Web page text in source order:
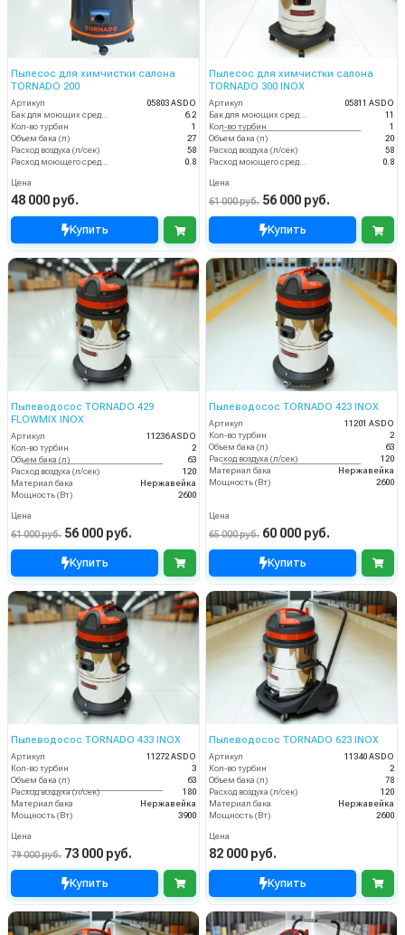
Пылесос для химчистки салона
TORNADO 200
Артикул
05803 ASDO
Бак для моющих средств
6.2
Кол-во турбин
1
Объем бака (л)
27
Расход воздуха (л/сек)
58
Расход моющего средства
0.8
Цена
48 000 руб.
Купить
Пылесос для химчистки салона
TORNADO 300 INOX
Артикул
05811 ASDO
Бак для моющих средств
11
Кол-во турбин
1
Объем бака (л)
20
Расход воздуха (л/сек)
58
Расход моющего средства
0.8
Цена
61 000 руб. 56 000 руб.
Купить
Пылеводосос TORNADO 429
FLOWMIX INOX
Артикул
11236 ASDO
Кол-во турбин
2
Объем бака (л)
63
Расход воздуха (л/сек)
120
Материал бака
Нержавейка
Мощность (Вт)
2600
Цена
61 000 руб. 56 000 руб.
Купить
Пылеводосос TORNADO 423 INOX
Артикул
11201 ASDO
Кол-во турбин
2
Объем бака (л)
63
Расход воздуха (л/сек)
120
Материал бака
Нержавейка
Мощность (Вт)
2600
Цена
65 000 руб. 60 000 руб.
Купить
Пылеводосос TORNADO 433 INOX
Артикул
11272 ASDO
Кол-во турбин
3
Объем бака (л)
63
Расход воздуха (л/сек)
180
Материал бака
Нержавейка
Мощность (Вт)
3900
Цена
79 000 руб. 73 000 руб.
Купить
Пылеводосос TORNADO 623 INOX
Артикул
11340 ASDO
Кол-во турбин
2
Объем бака (л)
78
Расход воздуха (л/сек)
120
Материал бака
Нержавейка
Мощность (Вт)
2600
Цена
82 000 руб.
Купить